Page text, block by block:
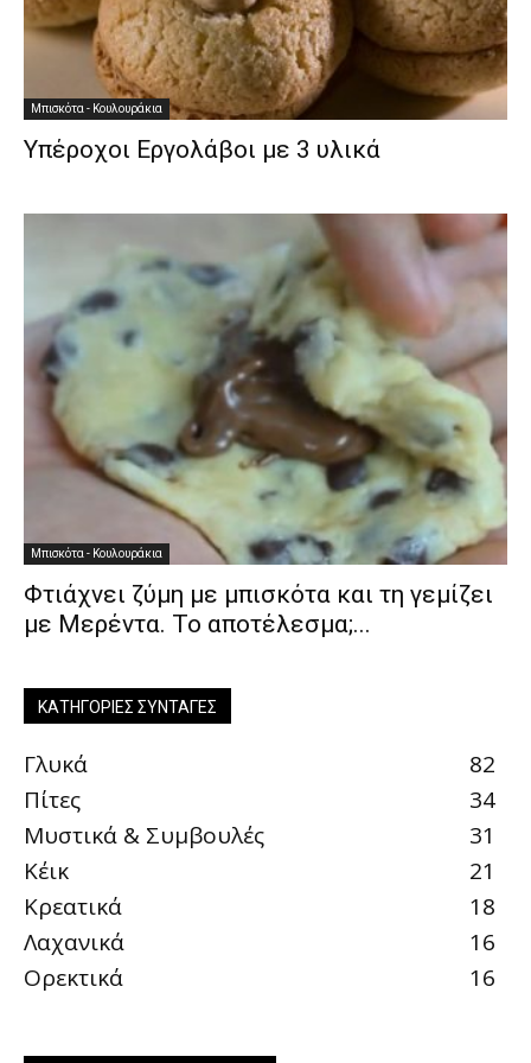
Μπισκότα - Κουλουράκια
Υπέροχοι Εργολάβοι με 3 υλικά
Μπισκότα - Κουλουράκια
Φτιάχνει ζύμη με μπισκότα και τη γεμίζει
με Μερέντα. Το αποτέλεσμα;...
ΚΑΤΗΓΟΡΊΕΣ ΣΥΝΤΑΓΈΣ
Γλυκά
82
Πίτες
34
Μυστικά & Συμβουλές
31
Κέικ
21
Κρεατικά
18
Λαχανικά
16
Ορεκτικά
16